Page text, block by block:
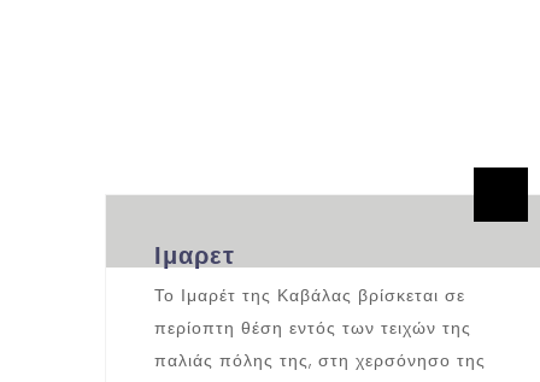
Ιμαρετ
Το Ιμαρέτ της Καβάλας βρίσκεται σε
περίοπτη θέση εντός των τειχών της
παλιάς πόλης της, στη χερσόνησο της